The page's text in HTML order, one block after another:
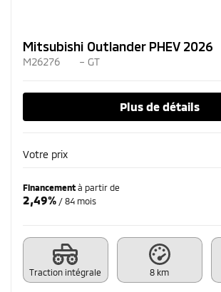
Mitsubishi Outlander PHEV 2026
M26276 – GT
Plus de détails
Votre prix
Financement à partir de
2,49% / 84 mois
Traction intégrale 8 km